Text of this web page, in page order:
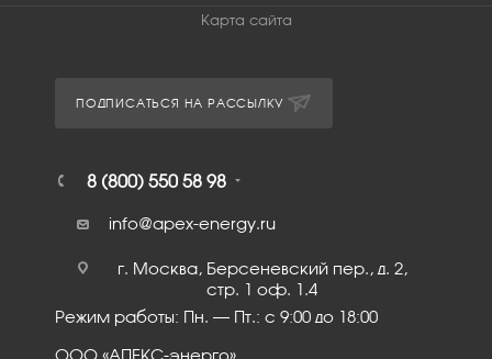
Карта сайта
ПОДПИСАТЬСЯ НА РАССЫЛКУ
8 (800) 550 58 98
info@apex-energy.ru
г. Москва, Берсеневский пер., д. 2,
стр. 1 оф. 1.4
Режим работы: Пн. – Пт.: с 9:00 до 18:00